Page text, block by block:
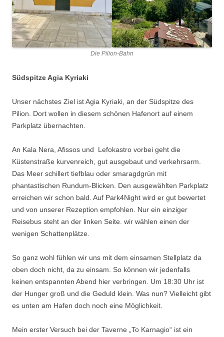
Die Pilion-Bahn
Südspitze Agia Kyriaki
Unser nächstes Ziel ist Agia Kyriaki, an der Südspitze des
Pilion. Dort wollen in diesem schönen Hafenort auf einem
Parkplatz übernachten.
An Kala Nera, Afissos und Lefokastro vorbei geht die
Küstenstraße kurvenreich, gut ausgebaut und verkehrsarm.
Das Meer schillert tiefblau oder smaragdgrün mit
phantastischen Rundum-Blicken. Den ausgewählten Parkplatz
erreichen wir schon bald. Auf Park4Night wird er gut bewertet
und von unserer Rezeption empfohlen. Nur ein einziger
Reisebus steht an der linken Seite. wir wählen einen der
wenigen Schattenplätze.
So ganz wohl fühlen wir uns mit dem einsamen Stellplatz da
oben doch nicht, da zu einsam. So können wir jedenfalls
keinen entspannten Abend hier verbringen. Um 18:30 Uhr ist
der Hunger groß und die Geduld klein. Was nun? Vielleicht gibt
es unten am Hafen doch noch eine Möglichkeit.
Mein erster Versuch bei der Taverne „To Karnagio“ ist ein